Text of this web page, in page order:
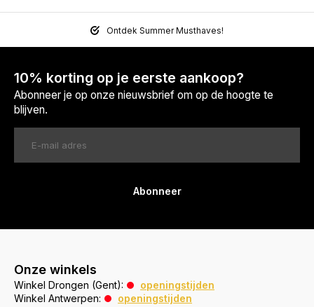
Ontdek Summer Musthaves!
10% korting op je eerste aankoop?
Abonneer je op onze nieuwsbrief om op de hoogte te
blijven.
Abonneer
Onze winkels
Winkel Drongen (Gent):
openingstijden
Winkel Antwerpen:
openingstijden